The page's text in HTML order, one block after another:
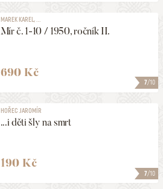
7/10
MAREK KAREL, ...
Mír č. 1-10 / 1950, ročník II.
690 Kč
7/10
HOŘEC JAROMÍR
...i děti šly na smrt
190 Kč